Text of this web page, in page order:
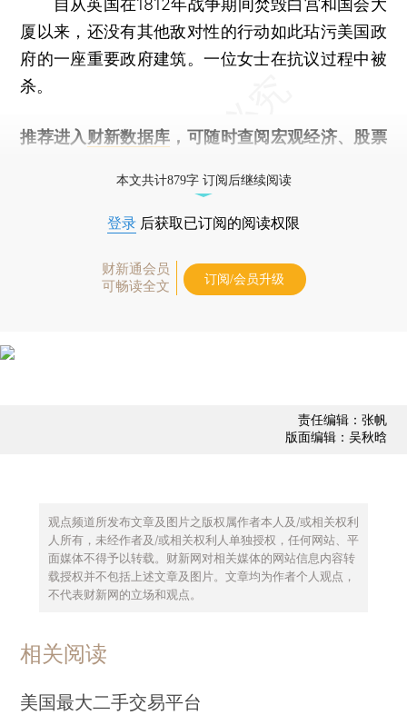
自从英国在1812年战争期间焚毁白宫和国会大
厦以来，还没有其他敌对性的行动如此玷污美国政
府的一座重要政府建筑。一位女士在抗议过程中被
杀。
推荐进入 财新数据库 ，可随时查阅宏观经济、股票
本文共计879字 订阅后继续阅读
登录 后获取已订阅的阅读权限
财新通会员
可畅读全文
订阅/会员升级
责任编辑：张帆
版面编辑：吴秋晗
观点频道所发布文章及图片之版权属作者本人及/或相关权利
人所有，未经作者及/或相关权利人单独授权，任何网站、平
面媒体不得予以转载。财新网对相关媒体的网站信息内容转
载授权并不包括上述文章及图片。文章均为作者个人观点，
不代表财新网的立场和观点。
相关阅读
美国最大二手交易平台